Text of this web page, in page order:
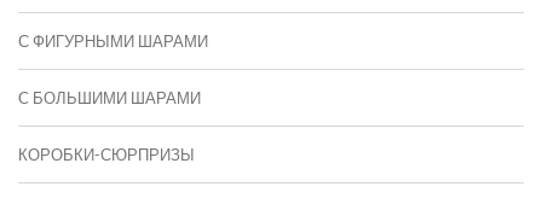
С ФИГУРНЫМИ ШАРАМИ
C БОЛЬШИМИ ШАРАМИ
КОРОБКИ-СЮРПРИЗЫ